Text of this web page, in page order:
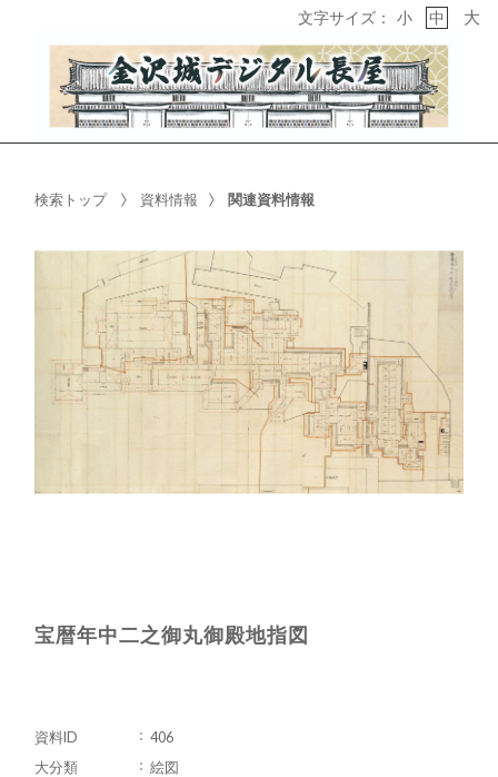
文字サイズ： 小 中 大
検索トップ 資料情報 関連資料情報
宝暦年中二之御丸御殿地指図
資料ID
406
大分類
絵図